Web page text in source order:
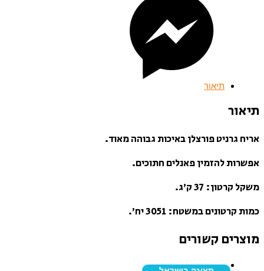
תיאור
תיאור
אריח גרניט פורצלן באיכות גבוהה מאוד.
אפשרות להזמין פאנלים חתוכים.
משקל קרטון: 37 ק’ג.
כמות קרטונים במשטח: 3051 יח’.
מוצרים קשורים